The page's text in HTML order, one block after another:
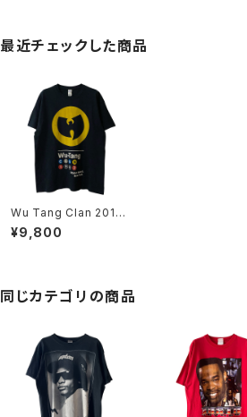
最近チェックした商品
Wu Tang Clan 2014
Staten Island New Y
ork Rap Tee
¥9,800
同じカテゴリの商品